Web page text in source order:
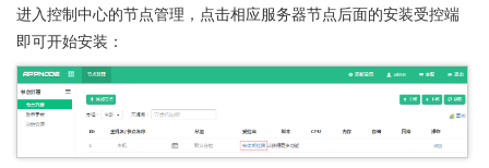
进入控制中心的节点管理，点击相应服务器节点后面的安装受控端
即可开始安装：